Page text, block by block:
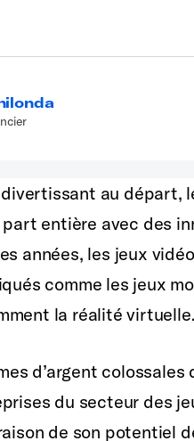
divertissant au départ,
entière avec des
années, les jeux
comme les jeux
la réalité virtuelle.
d’argent
du secteur des
de son potentiel